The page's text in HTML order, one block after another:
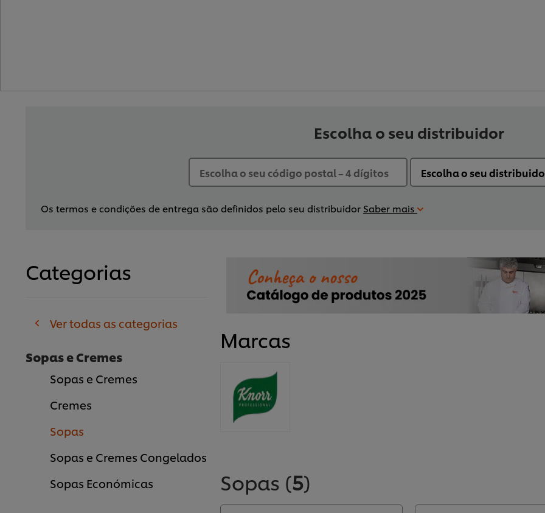
Escolha o seu distribuidor
Os termos e condições de entrega são definidos pelo seu distribuidor Saber mais
Categorias
Ver todas as categorias
Sopas e Cremes
Sopas e Cremes
Cremes
Sopas
Sopas e Cremes Congelados
Sopas Económicas
Marcas
Sopas (5)